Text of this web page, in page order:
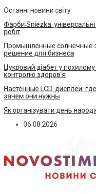
Останні новини світу
Фарби Sniezka: універсальні
робіт
Промышленные солнечные
решение для бизнеса
Цукровий діабет у похилому
контролю здоров’я
Настенные LCD-дисплеи:
зачем они нужны
Як організувати день
06.08.2026